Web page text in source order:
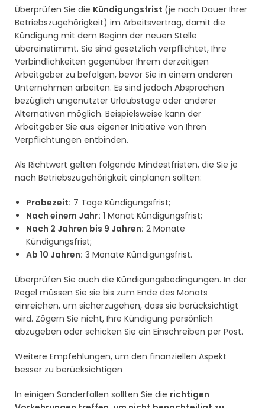
Überprüfen Sie die Kündigungsfrist (je nach Dauer Ihrer
Betriebszugehörigkeit) im Arbeitsvertrag, damit die
Kündigung mit dem Beginn der neuen Stelle
übereinstimmt. Sie sind gesetzlich verpflichtet, Ihre
Verbindlichkeiten gegenüber Ihrem derzeitigen
Arbeitgeber zu befolgen, bevor Sie in einem anderen
Unternehmen arbeiten. Es sind jedoch Absprachen
bezüglich ungenutzter Urlaubstage oder anderer
Alternativen möglich. Beispielsweise kann der
Arbeitgeber Sie aus eigener Initiative von Ihren
Verpflichtungen entbinden.
Als Richtwert gelten folgende Mindestfristen, die Sie je
nach Betriebszugehörigkeit einplanen sollten:
Probezeit: 7 Tage Kündigungsfrist;
Nach einem Jahr: 1 Monat Kündigungsfrist;
Nach 2 Jahren bis 9 Jahren: 2 Monate
Kündigungsfrist;
Ab 10 Jahren: 3 Monate Kündigungsfrist.
Überprüfen Sie auch die Kündigungsbedingungen. In der
Regel müssen Sie sie bis zum Ende des Monats
einreichen, um sicherzugehen, dass sie berücksichtigt
wird. Zögern Sie nicht, Ihre Kündigung persönlich
abzugeben oder schicken Sie ein Einschreiben per Post.
Weitere Empfehlungen, um den finanziellen Aspekt
besser zu berücksichtigen
In einigen Sonderfällen sollten Sie die richtigen